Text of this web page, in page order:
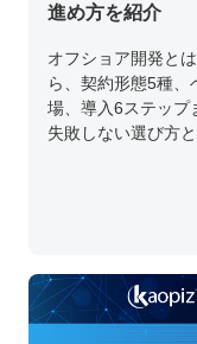
進め方を紹介
オフショア開発と
ら、契約形態5種、
場、導入6ステップ
失敗しない選び方